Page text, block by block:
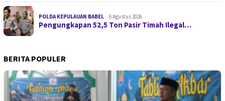
POLDA KEPULAUAN BABEL 6 Agustus 2026
Pengungkapan 52,5 Ton Pasir Timah Ilegal…
BERITA POPULER